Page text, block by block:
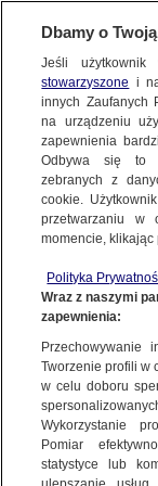
FAKTY | FAKTY O
Wściekłość w Dallas,
wzbudził duże emocje
NAJNOWSZE
ZOBACZ
FAKTY PO
FAKTY O
WIĘCEJ
KANAŁY
Jedno
Dbamy o
Jeśli
stowarzyszone i
innych Zaufanych
na urządzeniu
zapewnienia
Odbywa się to
zebranych z
cookie.
przetwarzaniu w
momencie, klikając
Polityka
Wraz z naszymi
zapewnienia:
Przechowywanie
Tworzenie profili w
w celu doboru
Wykorzystanie
Pomiar
statystyce lub